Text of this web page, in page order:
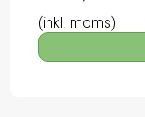
(inkl. moms)